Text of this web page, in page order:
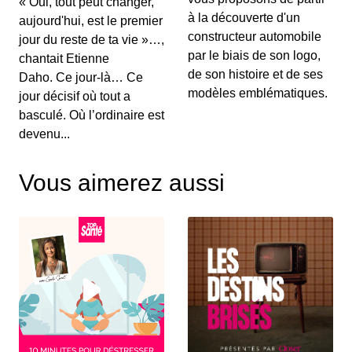
00:03:15 - IL Y A 6 ANS
Au menu de ce vendredi&nbsp;: l’essai du
Renault Captur hybride rechargeable, la Suzuki...
S12E130: L'actu auto du 02 juillet 2020
00:03:25 - IL Y A 6 ANS
Le Grenadier, c’est un peu le successeur du
S12E129: L'actu auto du 1er juillet 2020
Le Volkswagen Tiguan s’offre un nouveau look et
de nouvelles motorisations. On fait le p...
S12E128: L'actu auto du 30 juin 2020
00:03:12 - IL Y A 6 ANS
Pleins feux en ce mardi sur la nouvelle Citroën
C4. On parlera également des 110 km/h su...
aujourd'hui, est le premier
jour du reste de ta vie »…,
chantait Etienne
Daho. Ce jour-là… Ce
jour décisif où tout a
basculé. Où l’ordinaire est
devenu...
à la découverte d'un
constructeur automobile
par le biais de son logo,
de son histoire et de ses
modèles emblématiques.
Vous aimerez aussi